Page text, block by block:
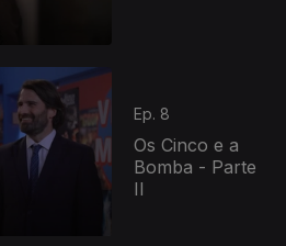
Ep. 8
Os Cinco e a
Bomba - Parte
II